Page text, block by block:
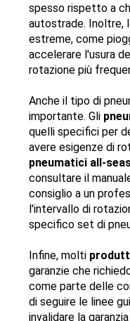
spesso rispetto a
autostrade. Inoltre,
estreme, come
accelerare l'usura
rotazione più
Anche il tipo di
importante. Gli
quelli specifici per
pneumatici all-
consultare il
consiglio a un
l'intervallo di
specifico set di
Infine, molti
garanzie che
come parte delle
di seguire le linee
invalidare la